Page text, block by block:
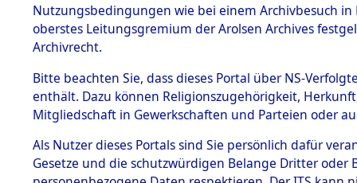
BESTÄNDE
1.
mente
5. Verschiedenes
Dead -
Nutzungsbedingungen wie bei einem Archivbesuch
oberstes Leitungsgremium der Arolsen Archives
Archivrecht.
Bitte beachten Sie, dass dieses Portal über NS-
enthält. Dazu können Religionszugehörigkeit,
Mitgliedschaft in Gewerkschaften und Parteien oder
Als Nutzer dieses Portals sind Sie persönlich dafür
Gesetze und die schutzwürdigen Belange Dritter